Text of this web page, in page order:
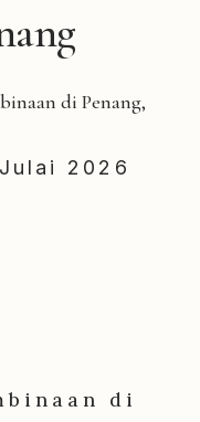
di Penang,
2026
di